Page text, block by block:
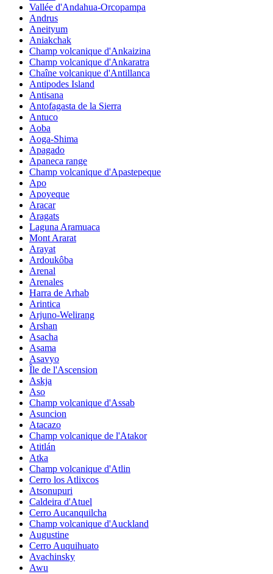
Vallée d'Andahua-Orcopampa
Andrus
Aneityum
Aniakchak
Champ volcanique d'Ankaizina
Champ volcanique d'Ankaratra
Chaîne volcanique d'Antillanca
Antipodes Island
Antisana
Antofagasta de la Sierra
Antuco
Aoba
Aoga-Shima
Apagado
Apaneca range
Champ volcanique d'Apastepeque
Apo
Apoyeque
Aracar
Aragats
Laguna Aramuaca
Mont Ararat
Arayat
Ardoukôba
Arenal
Arenales
Harra de Arhab
Arintica
Arjuno-Welirang
Arshan
Asacha
Asama
Asavyo
Île de l'Ascension
Askja
Aso
Champ volcanique d'Assab
Asuncion
Atacazo
Champ volcanique de l'Atakor
Atitlán
Atka
Champ volcanique d'Atlin
Cerro los Atlixcos
Atsonupuri
Caldeira d'Atuel
Cerro Aucanquilcha
Champ volcanique d'Auckland
Augustine
Cerro Auquihuato
Avachinsky
Awu